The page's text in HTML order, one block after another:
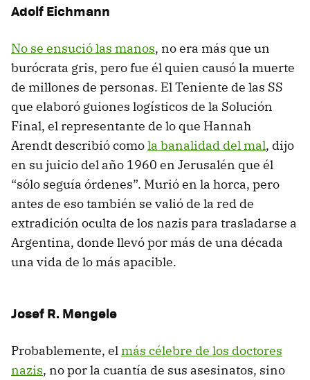
Adolf Eichmann
No se ensució las manos, no era más que un
burócrata gris, pero fue él quien causó la muerte
de millones de personas. El Teniente de las SS
que elaboró guiones logísticos de la Solución
Final, el representante de lo que Hannah
Arendt describió comola banalidad del mal, dijo
en su juicio del año 1960 en Jerusalén que él
“sólo seguía órdenes”. Murió en la horca, pero
antes de eso también se valió de la red de
extradición oculta de los nazis para trasladarse a
Argentina, donde llevó por más de una década
una vida de lo más apacible.
Josef R. Mengele
Probablemente, elmás célebre de los doctores
nazis, no por la cuantía de sus asesinatos, sino